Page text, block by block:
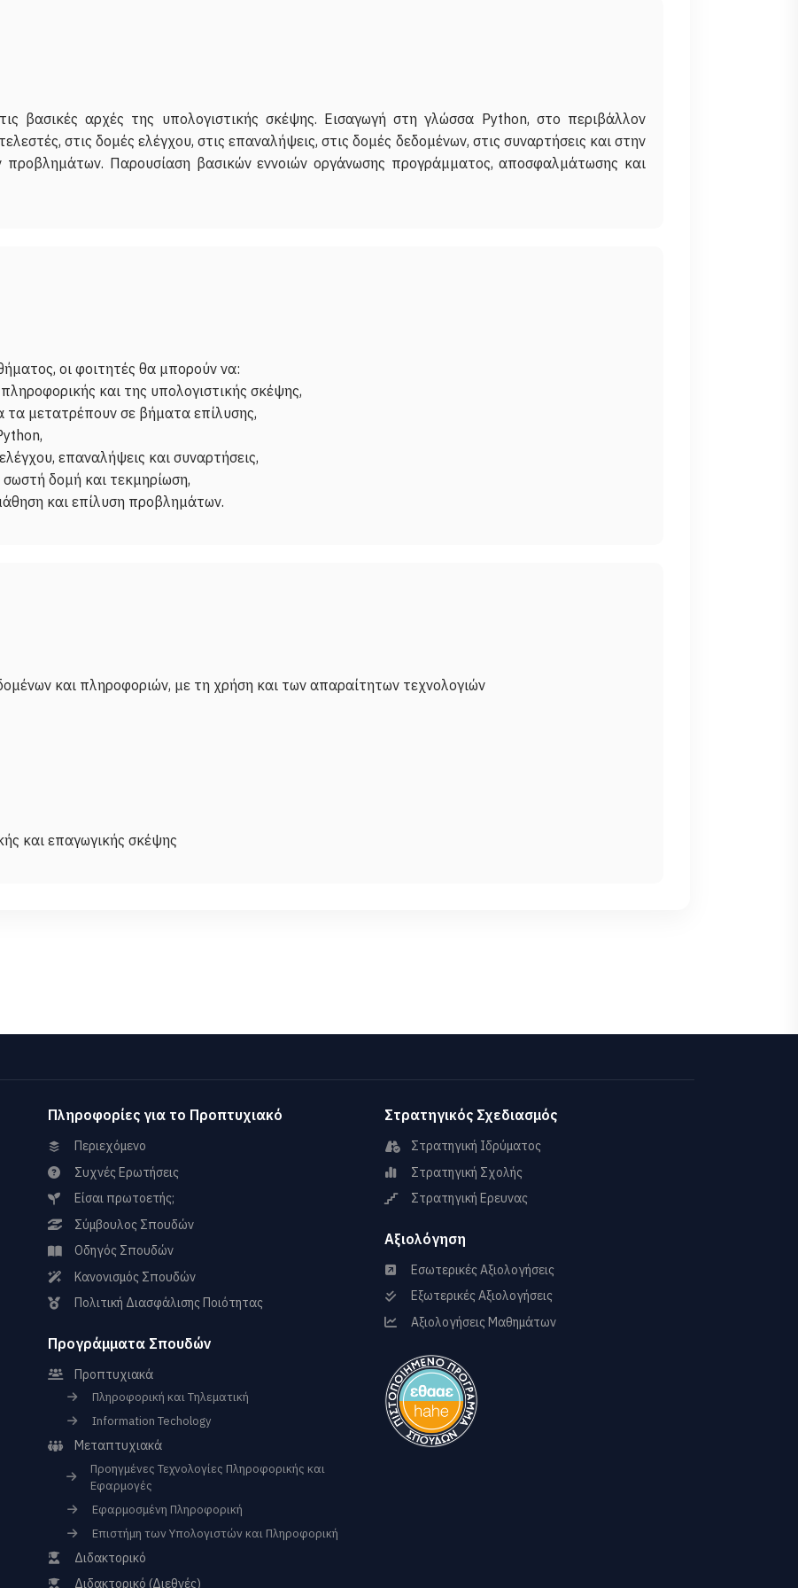
βασικές αρχές της υπολογιστικής σκέψης. Εισαγωγή στη γλώσσα Python, στο περιβάλλον
στις δομές ελέγχου, στις επαναλήψεις, στις δομές δεδομένων, στις συναρτήσεις και στην
προβλημάτων. Παρουσίαση βασικών εννοιών οργάνωσης προγράμματος, αποσφαλμάτωσης και
οι φοιτητές θα μπορούν να:
και της υπολογιστικής σκέψης,
μετατρέπουν σε βήματα επίλυσης,
επαναλήψεις και συναρτήσεις,
δομή και τεκμηρίωση,
και πληροφοριών, με τη χρήση και των απαραίτητων τεχνολογιών
Πληροφορίες για το Προπτυχιακό
Περιεχόμενο
Συχνές Ερωτήσεις
Είσαι πρωτοετής;
Σύμβουλος Σπουδών
Οδηγός Σπουδών
Κανονισμός Σπουδών
Πολιτική Διασφάλισης Ποιότητας
Προγράμματα Σπουδών
Προπτυχιακά
Πληροφορική και Τηλεματική
Information Techology
Μεταπτυχιακά
Προηγμένες Τεχνολογίες Πληροφορικής και
Εφαρμογές
Εφαρμοσμένη Πληροφορική
Επιστήμη των Υπολογιστών και Πληροφορική
Διδακτορικό
Διδακτορικό (Διεθνές)
Στρατηγικός Σχεδιασμός
Στρατηγική Ιδρύματος
Στρατηγική Σχολής
Στρατηγική Ερευνας
Αξιολόγηση
Εσωτερικές Αξιολογήσεις
Εξωτερικές Αξιολογήσεις
Αξιολογήσεις Μαθημάτων